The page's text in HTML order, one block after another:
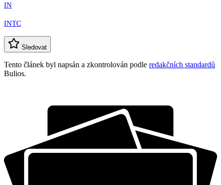
IN
INTC
Sledovat
Tento článek byl napsán a zkontrolován podle redakčních standardů
Bulios.